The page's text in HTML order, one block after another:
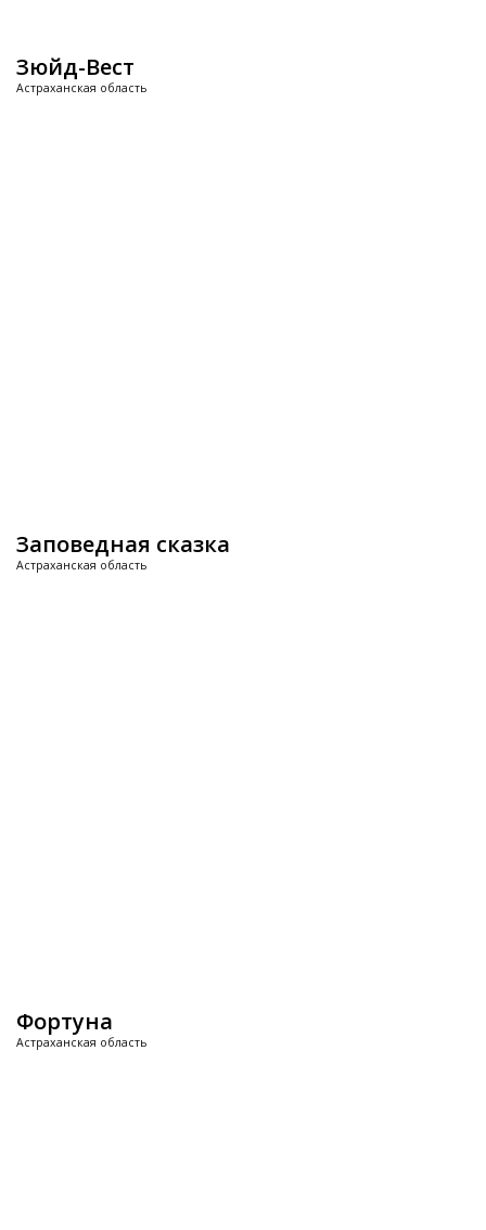
Зюйд-Вест
Астраханская область
Заповедная сказка
Астраханская область
Фортуна
Астраханская область